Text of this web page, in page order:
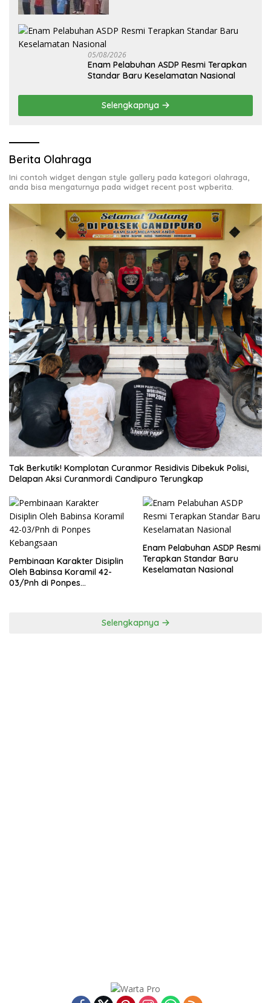
05/08/2026
Enam Pelabuhan ASDP Resmi Terapkan
Standar Baru Keselamatan Nasional
Selengkapnya
Berita Olahraga
Ini contoh widget dengan style gallery pada kategori olahraga,
anda bisa mengaturnya pada widget recent post wpberita.
Tak Berkutik! Komplotan Curanmor Residivis Dibekuk Polisi,
Delapan Aksi Curanmordi Candipuro Terungkap
Pembinaan Karakter Disiplin
Oleh Babinsa Koramil 42-
03/Pnh di Ponpes
Enam Pelabuhan ASDP Resmi
Terapkan Standar Baru
Keselamatan Nasional
Selengkapnya